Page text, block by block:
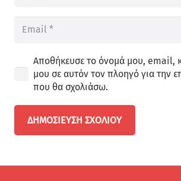
Αποθήκευσε το όνομά μου, email,
μου σε αυτόν τον πλοηγό για την
που θα σχολιάσω.
ΔΗΜΟΣΊΕΥΣΗ ΣΧΟΛΊΟΥ